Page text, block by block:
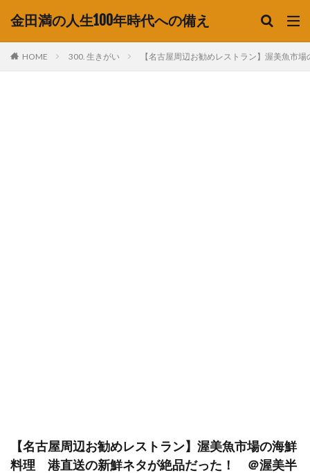
金田満の人生100年時代への備え
HOME 300. 生きがい 【名古屋周辺お勧めレストラン】渥美魚
【名古屋周辺お勧めレストラン】渥美魚市場の海鮮
料理 港直送の新鮮ネタが絶品だった！ ＠渥美半